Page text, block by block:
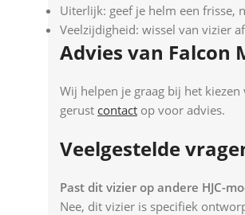
Uiterlijk: geef je helm een frisse,
Veelzijdigheid: wissel van vizier
Advies van Falcon
Wij helpen je graag bij het
gerust contact op voor advies.
Veelgestelde
Past dit vizier op andere HJC-
Nee, dit vizier is specifiek